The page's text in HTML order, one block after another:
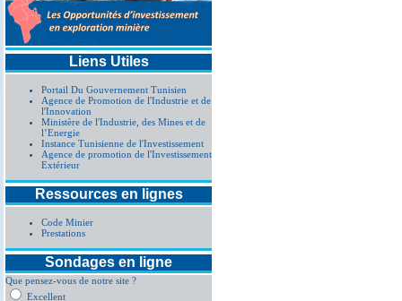
Liens Utiles
Portail Du Gouvernement Tunisien
Agence de Promotion de l'Industrie et de
l'Innovation
Ministère de l'Industrie, des Mines et de
l’Energie
Instance Tunisienne de l'Investissement
Agence de promotion de l'Investissement
Extérieur
Ressources en lignes
Code Minier
Prestations
Sondages en ligne
Que pensez-vous de notre site ?
Excellent